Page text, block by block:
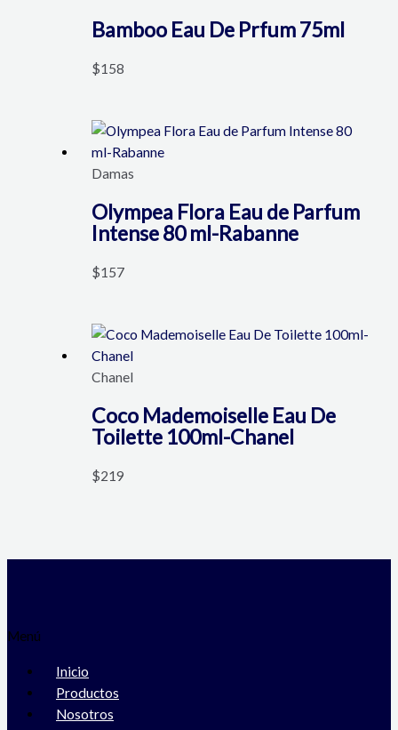
Bamboo Eau De Prfum 75ml
$158
Damas
Olympea Flora Eau de Parfum
Intense 80 ml-Rabanne
$157
Chanel
Coco Mademoiselle Eau De
Toilette 100ml-Chanel
$219
Menú
Inicio
Productos
Nosotros